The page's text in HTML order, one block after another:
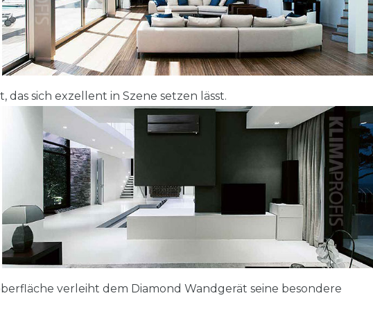
das sich exzellent in Szene setzen lässt.
verleiht dem Diamond Wandgerät seine besondere